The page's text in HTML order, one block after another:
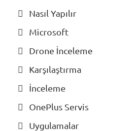
Nasıl Yapılır
Microsoft
Drone İnceleme
Karşılaştırma
İnceleme
OnePlus Servis
Uygulamalar